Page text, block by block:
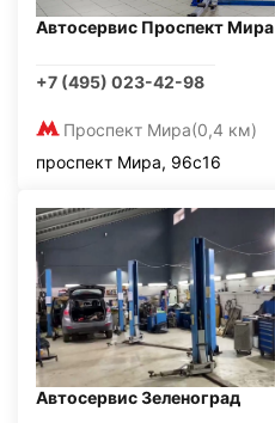
Автосервис Проспект Мира
+7 (495) 023-42-98
Проспект Мира(0,4 км)
проспект Мира, 96с16
Автосервис Зеленоград